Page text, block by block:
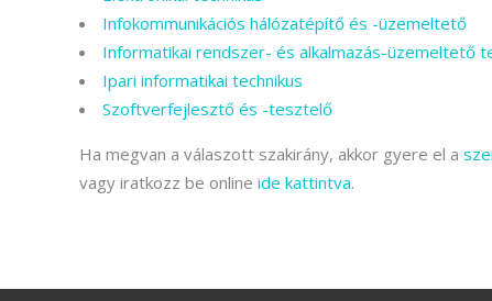
Infokommunikációs hálózatépítő és -üzemeltető
Informatikai rendszer- és alkalmazás-üzemeltető
Ipari informatikai technikus
Szoftverfejlesztő és -tesztelő
Ha megvan a válaszott szakirány, akkor gyere el a
vagy iratkozz be online ide kattintva.